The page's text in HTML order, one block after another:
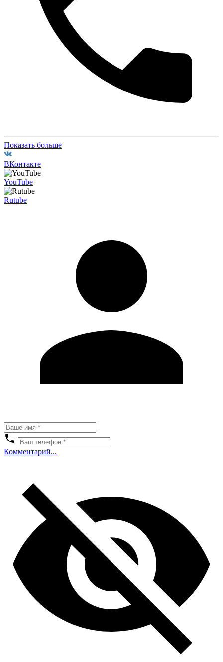
Показать больше
ВКонтакте
YouTube
Rutube
Комментарий...